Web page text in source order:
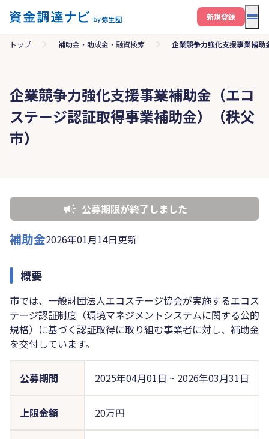
メ
新規登録
トップ 補助金・助成金・融資検索 企業競争力強化支援事業補
企業競争力強化支援事業補助金（エコ
ステージ認証取得事業補助金）（秩父
市）
公募期限が終了しました
補助金2026年01月14日更新
概要
市では、一般財団法人エコステージ協会が実施するエコス
テージ認証制度（環境マネジメントシステムに関する公的
規格）に基づく認証取得に取り組む事業者に対し、補助金
を交付しています。
公募期間 2025年04月01日 ~ 2026年03月31日
上限金額 20万円